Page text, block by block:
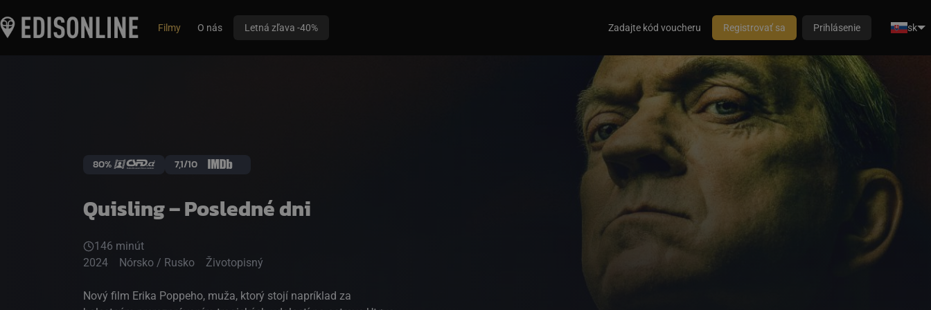
Filmy O nás Letná zľava -40% Zadajte kód voucheru Registrovať sa Prihlásenie sk
Quisling – Posledné dni
80% 7,1/10
146 minút
2024
Nórsko / Rusko Životopisný
Nový film Erika Poppeho, muža, ktorý stojí napríklad za